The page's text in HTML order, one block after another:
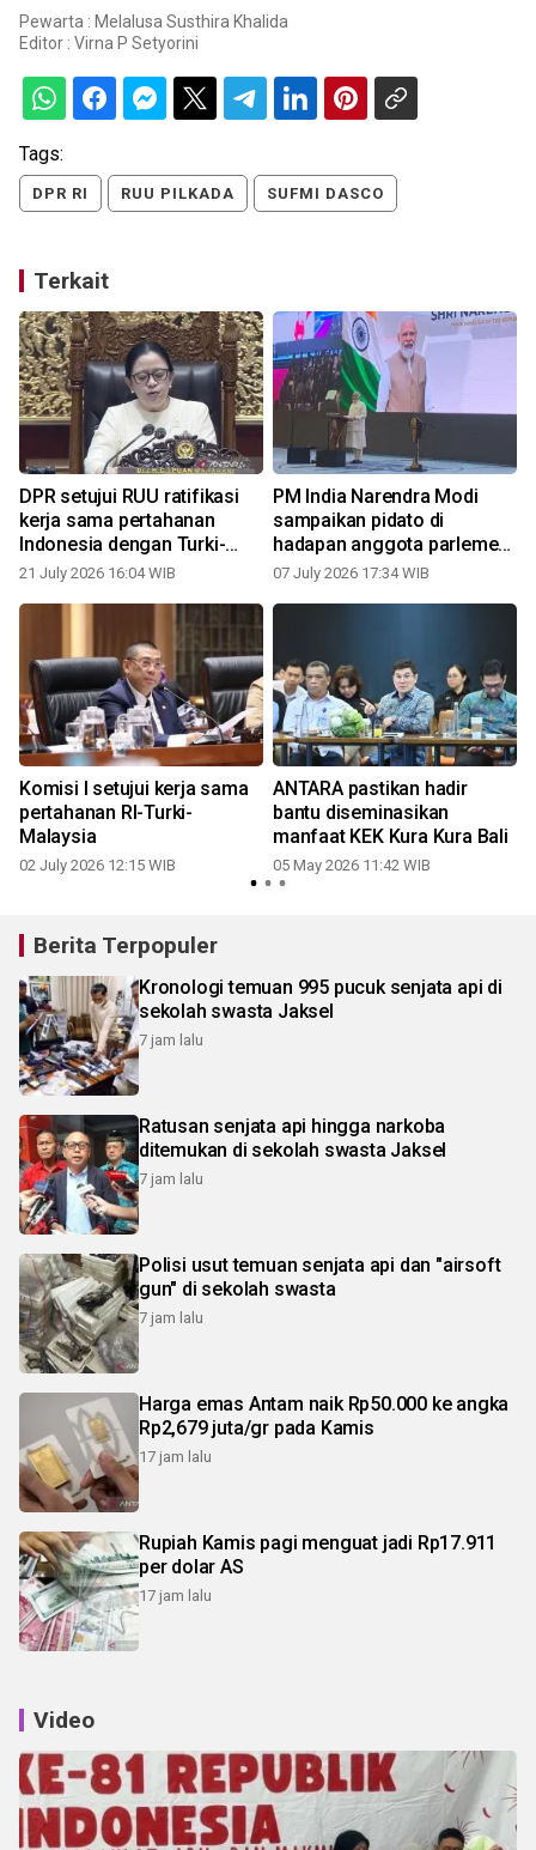
Pewarta : Melalusa Susthira Khalida
Editor : Virna P Setyorini
Tags:
DPR RI RUU PILKADA SUFMI DASCO
Terkait
DPR setujui RUU ratifikasi
kerja sama pertahanan
Indonesia dengan Turki-
Malaysia
21 July 2026 16:04 WIB
PM India Narendra Modi
sampaikan pidato di
hadapan anggota parlemen
RI
07 July 2026 17:34 WIB
Komisi I setujui kerja sama
pertahanan RI-Turki-
Malaysia
02 July 2026 12:15 WIB
ANTARA pastikan hadir
bantu diseminasikan
manfaat KEK Kura Kura Bali
05 May 2026 11:42 WIB
Berita Terpopuler
Kronologi temuan 995 pucuk senjata api di
sekolah swasta Jaksel
7 jam lalu
Ratusan senjata api hingga narkoba
ditemukan di sekolah swasta Jaksel
7 jam lalu
Polisi usut temuan senjata api dan "airsoft
gun" di sekolah swasta
7 jam lalu
Harga emas Antam naik Rp50.000 ke angka
Rp2,679 juta/gr pada Kamis
17 jam lalu
Rupiah Kamis pagi menguat jadi Rp17.911
per dolar AS
17 jam lalu
Video